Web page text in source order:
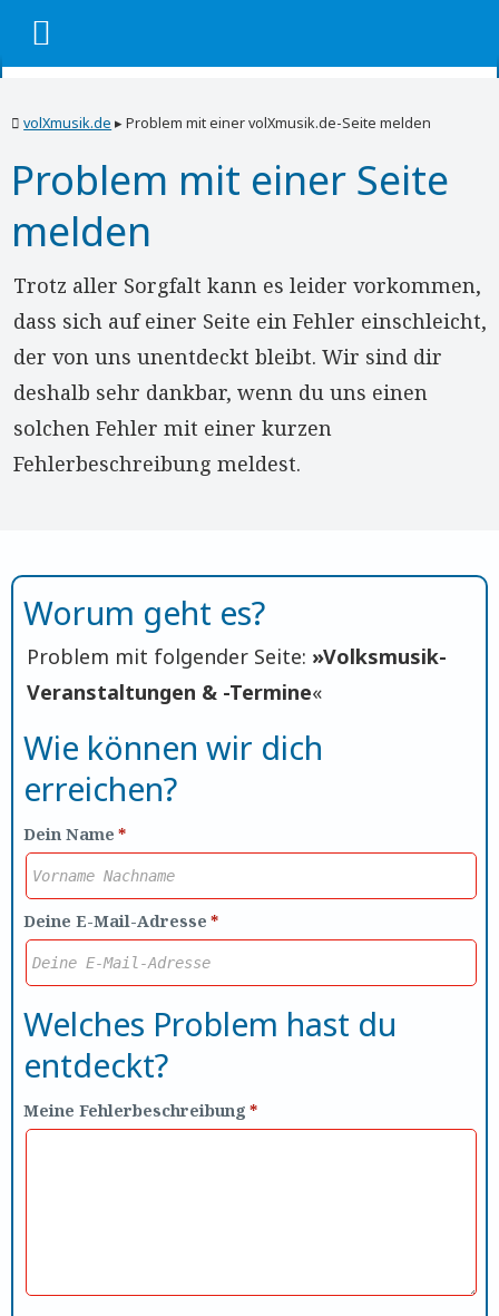
volXmusik.de ▸Problem mit einer volXmusik.de-Seite melden
Problem mit einer Seite
melden
Trotz aller Sorgfalt kann es leider vorkommen,
dass sich auf einer Seite ein Fehler einschleicht,
der von uns unentdeckt bleibt. Wir sind dir
deshalb sehr dankbar, wenn du uns einen
solchen Fehler mit einer kurzen
Fehlerbeschreibung meldest.
Worum geht es?
Problem mit folgender Seite: »Volksmusik-
Veranstaltungen & -Termine«
Wie können wir dich
erreichen?
Dein Name *
Deine E-Mail-Adresse *
Welches Problem hast du
entdeckt?
Meine Fehlerbeschreibung *